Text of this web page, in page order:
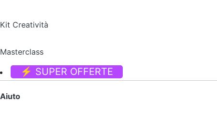
Kit Creatività
Masterclass
⚡ SUPER OFFERTE
Aiuto